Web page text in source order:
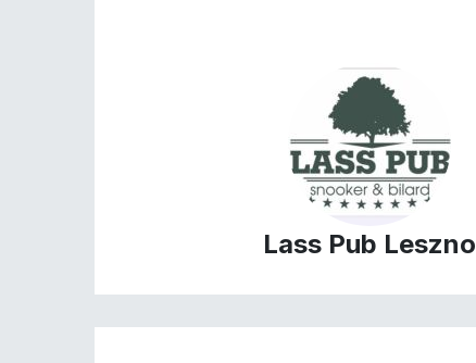
Lass Pub Leszno